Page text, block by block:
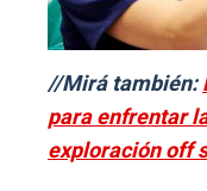
//Mirá también:
para enfrentar
exploración off